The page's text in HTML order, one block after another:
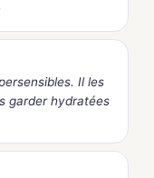
Il les
garder hydratées